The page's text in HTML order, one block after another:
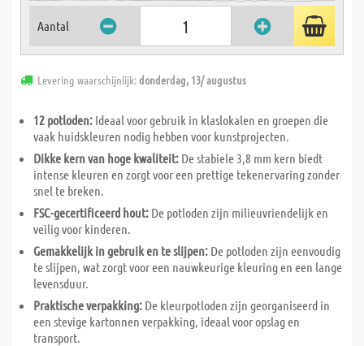
Aantal
Levering waarschijnlijk:donderdag, 13/ augustus
12 potloden: Ideaal voor gebruik in klaslokalen en groepen die
vaak huidskleuren nodig hebben voor kunstprojecten.
Dikke kern van hoge kwaliteit: De stabiele 3,8 mm kern biedt
intense kleuren en zorgt voor een prettige tekenervaring zonder
snel te breken.
FSC-gecertificeerd hout: De potloden zijn milieuvriendelijk en
veilig voor kinderen.
Gemakkelijk in gebruik en te slijpen: De potloden zijn eenvoudig
te slijpen, wat zorgt voor een nauwkeurige kleuring en een lange
levensduur.
Praktische verpakking: De kleurpotloden zijn georganiseerd in
een stevige kartonnen verpakking, ideaal voor opslag en
transport.